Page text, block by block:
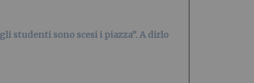
studenti sono scesi i piazza”. A dirlo